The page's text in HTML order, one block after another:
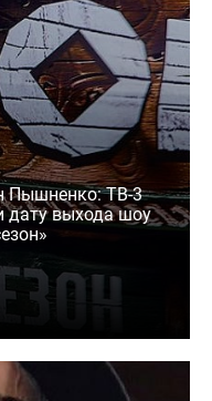
Пышненко: ТВ-3
дату выхода шоу